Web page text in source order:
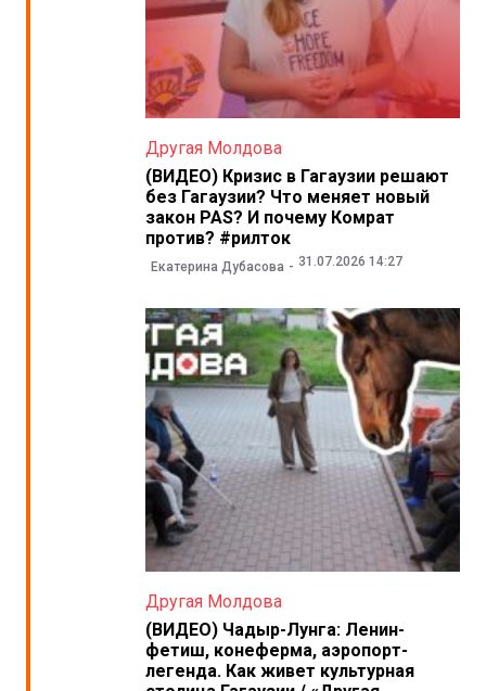
Другая Молдова
(ВИДЕО) Кризис в Гагаузии решают
без Гагаузии? Что меняет новый
закон PAS? И почему Комрат
против? #рилток
Екатерина Дубасова 31.07.2026 14:27
Другая Молдова
(ВИДЕО) Чадыр-Лунга: Ленин-
фетиш, конеферма, аэропорт-
легенда. Как живет культурная